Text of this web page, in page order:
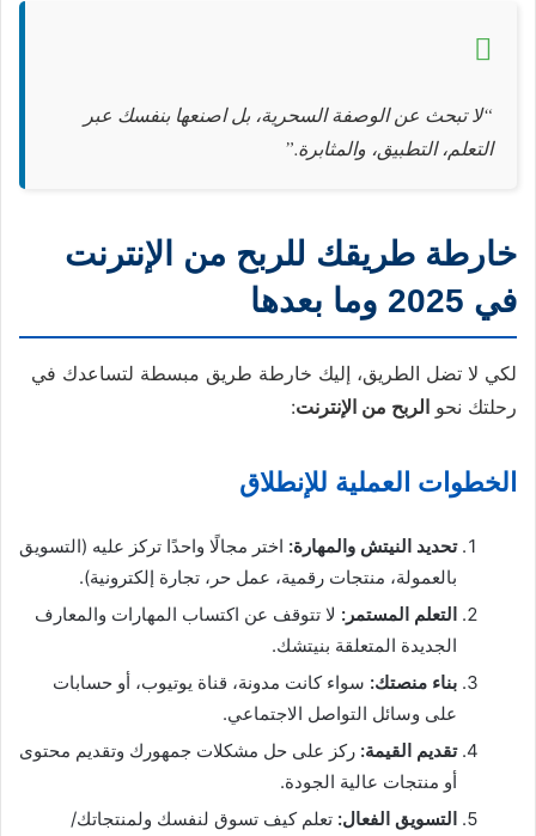
“لا تبحث عن الوصفة السحرية، بل اصنعها بنفسك عبر
التعلم، التطبيق، والمثابرة.”
خارطة طريقك للربح من الإنترنت
في 2025 وما بعدها
لكي لا تضل الطريق، إليك خارطة طريق مبسطة لتساعدك في
رحلتك نحو الربح من الإنترنت:
الخطوات العملية للإنطلاق
تحديد النيتش والمهارة: اختر مجالًا واحدًا تركز عليه (التسويق
بالعمولة، منتجات رقمية، عمل حر، تجارة إلكترونية).
التعلم المستمر: لا تتوقف عن اكتساب المهارات والمعارف
الجديدة المتعلقة بنيتشك.
بناء منصتك: سواء كانت مدونة، قناة يوتيوب، أو حسابات
على وسائل التواصل الاجتماعي.
تقديم القيمة: ركز على حل مشكلات جمهورك وتقديم محتوى
أو منتجات عالية الجودة.
التسويق الفعال: تعلم كيف تسوق لنفسك ولمنتجاتك/